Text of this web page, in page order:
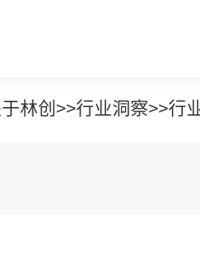
林创 >>行业洞察>>行